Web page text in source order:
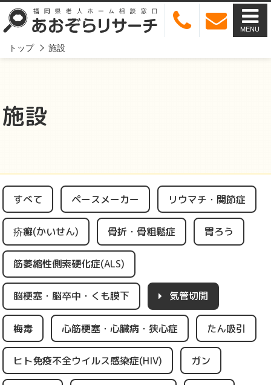
MENU
トップ 施設
施設
すべて ペースメーカー リウマチ・関節症
疥癬(かいせん) 骨折・骨粗鬆症 胃ろう
筋萎縮性側索硬化症(ALS)
脳梗塞・脳卒中・くも膜下 気管切開
梅毒 心筋梗塞・心臓病・狭心症 たん吸引
ヒト免疫不全ウイルス感染症(HIV) ガン